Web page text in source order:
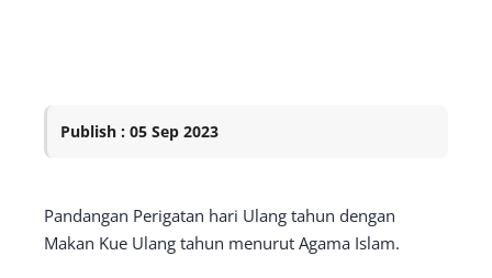
Publish : 05 Sep 2023
Pandangan Perigatan hari Ulang tahun dengan
Makan Kue Ulang tahun menurut Agama Islam.